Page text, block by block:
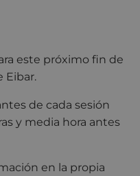
este próximo fin de
Eibar.
de cada sesión
y media hora antes
en la propia